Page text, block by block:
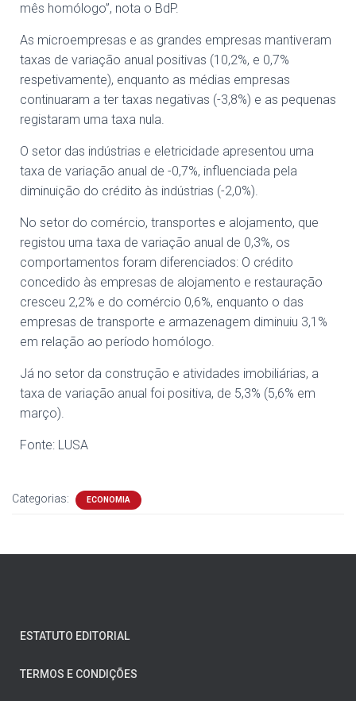
mês homólogo”, nota o BdP.
As microempresas e as grandes empresas mantiveram
taxas de variação anual positivas (10,2%, e 0,7%
respetivamente), enquanto as médias empresas
continuaram a ter taxas negativas (-3,8%) e as pequenas
registaram uma taxa nula.
O setor das indústrias e eletricidade apresentou uma
taxa de variação anual de -0,7%, influenciada pela
diminuição do crédito às indústrias (-2,0%).
No setor do comércio, transportes e alojamento, que
registou uma taxa de variação anual de 0,3%, os
comportamentos foram diferenciados: O crédito
concedido às empresas de alojamento e restauração
cresceu 2,2% e do comércio 0,6%, enquanto o das
empresas de transporte e armazenagem diminuiu 3,1%
em relação ao período homólogo.
Já no setor da construção e atividades imobiliárias, a
taxa de variação anual foi positiva, de 5,3% (5,6% em
março).
Fonte: LUSA
Categorias: ECONOMIA
ESTATUTO EDITORIAL
TERMOS E CONDIÇÕES